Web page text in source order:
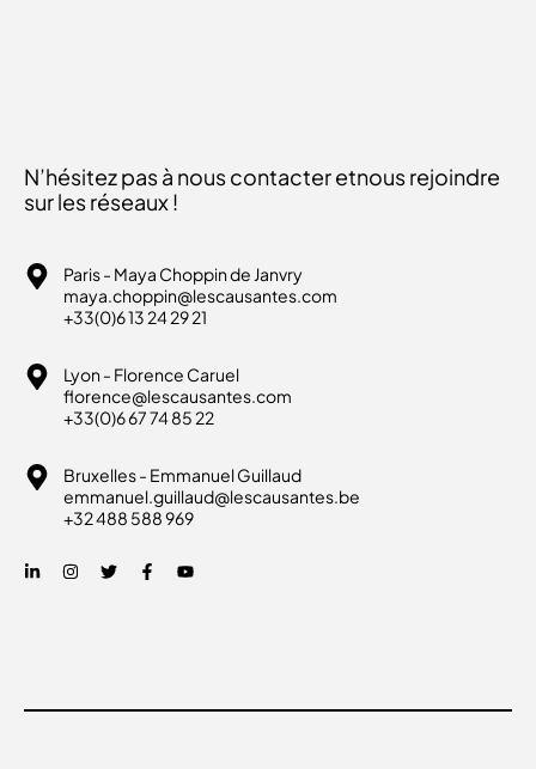
N’hésitez pas à nous contacter etnous rejoindre
sur les réseaux !
Paris - Maya Choppin de Janvry
maya.choppin@lescausantes.com
+33(0)6 13 24 29 21
Lyon - Florence Caruel
florence@lescausantes.com
+33(0)6 67 74 85 22
Bruxelles - Emmanuel Guillaud
emmanuel.guillaud@lescausantes.be
+32 488 588 969